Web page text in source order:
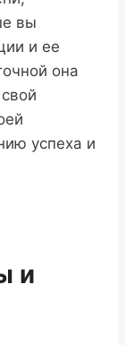
вы
и ее
она
успеха и
и